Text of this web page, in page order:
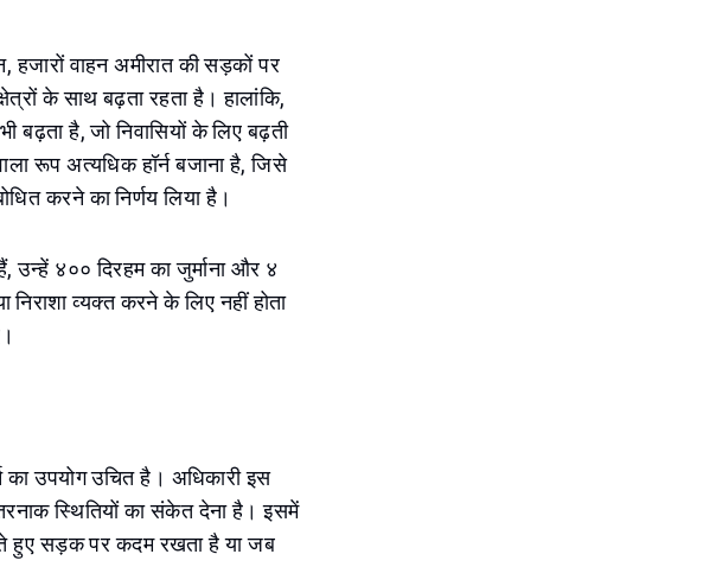
हजारों वाहन अमीरात की सड़कों पर
के साथ बढ़ता रहता है। हालांकि,
है, जो निवासियों के लिए बढ़ती
रूप अत्यधिक हॉर्न बजाना है, जिसे
करने का निर्णय लिया है।
उन्हें ४०० दिरहम का जुर्माना और ४
व्यक्त करने के लिए नहीं होता
का उपयोग उचित है। अधिकारी इस
स्थितियों का संकेत देना है। इसमें
हुए सड़क पर कदम रखता है या जब